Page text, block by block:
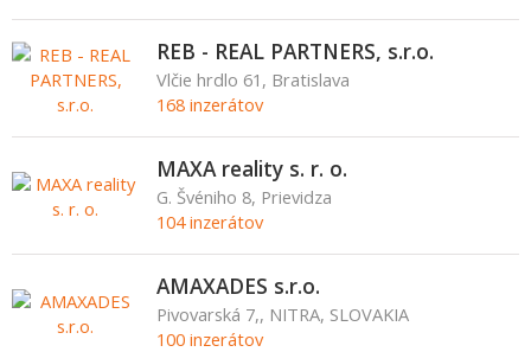
REB - REAL PARTNERS, s.r.o.
Vlčie hrdlo 61, Bratislava
168 inzerátov
MAXA reality s. r. o.
G. Švéniho 8, Prievidza
104 inzerátov
AMAXADES s.r.o.
Pivovarská 7,, NITRA, SLOVAKIA
100 inzerátov